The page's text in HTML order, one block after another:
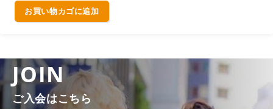
お買い物カゴに追加
JOIN
ご入会はこちら